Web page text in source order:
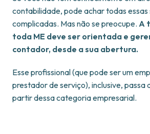
contabilidade, pode achar todas essas
complicadas. Mas não se preocupe. A
toda ME deve ser orientada e
contador, desde a sua abertura.
Esse profissional (que pode ser um
prestador de serviço), inclusive, passa
partir dessa categoria empresarial.